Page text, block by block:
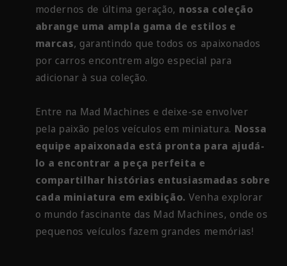
modernos de última geração, nossa coleção
abrange uma ampla gama de estilos e
marcas, garantindo que todos os apaixonados
por carros encontrem algo especial para
adicionar à sua coleção.
Entre na Mad Machines e deixe-se envolver
pela paixão pelos veículos em miniatura. Nossa
equipe apaixonada está pronta para ajudá-
lo a encontrar a peça perfeita e
compartilhar histórias entusiasmadas sobre
cada miniatura em exibição. Venha explorar
o mundo fascinante das Mad Machines, onde os
pequenos veículos fazem grandes memórias!